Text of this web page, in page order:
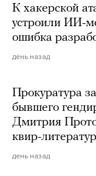
К хакерской
устроили ИИ-
ошибка
день назад
Прокуратура
бывшего
Дмитрия
квир-
день назад